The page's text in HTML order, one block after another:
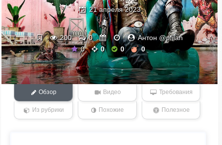
21 апреля 2023
200 0
Антон @pfilan
0
0 0 0
Обзор Видео Требования
Из рубрики Похожие Полезное